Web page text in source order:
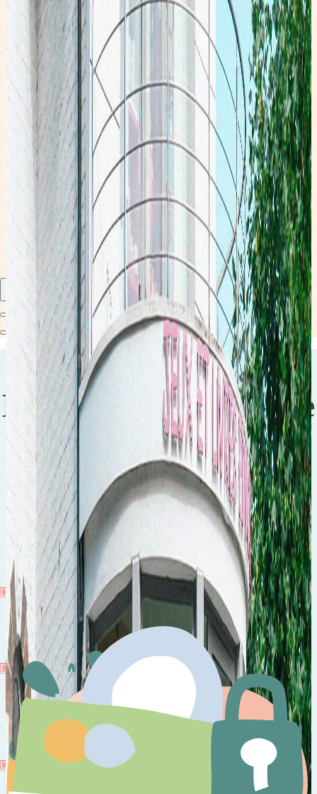
Toutes nos promotions sont disponibles en ligne !
Découvrir
Suivez les Z'arsouilles
Découvrez nos conseils et nos dernières nouveautés en avant-première sur nos storys !
Facebook
Catalogue 2025-2026
Découvrez notre catalogue 2025-2026. Consultable en ligne ou téléchargeable, ce catalogue vous permet de
découvrir l'univers les Z'Arsouilles.
Découvrir le catalogue
Bienvenue dans notre
Family Store
Plus de 10.000 articles pour vous satisfaire
Jeux
Découvrir
Jeux
Découvrir
Livres
Découvrir